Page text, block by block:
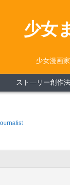
少女
少女漫画
スト―リー創作法